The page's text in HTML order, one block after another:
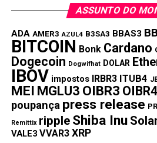
ASSUNTO DO
ADA AMER3 AZUL4 B3SA3 BBAS3
BITCOIN Bonk Cardano
Dogecoin Dogwifhat DOLAR
IBOV impostos IRBR3 ITUB4
MEI MGLU3 OIBR3 OIBR4
poupança press release
Remittix ripple Shiba Inu
VALE3 VVAR3 XRP